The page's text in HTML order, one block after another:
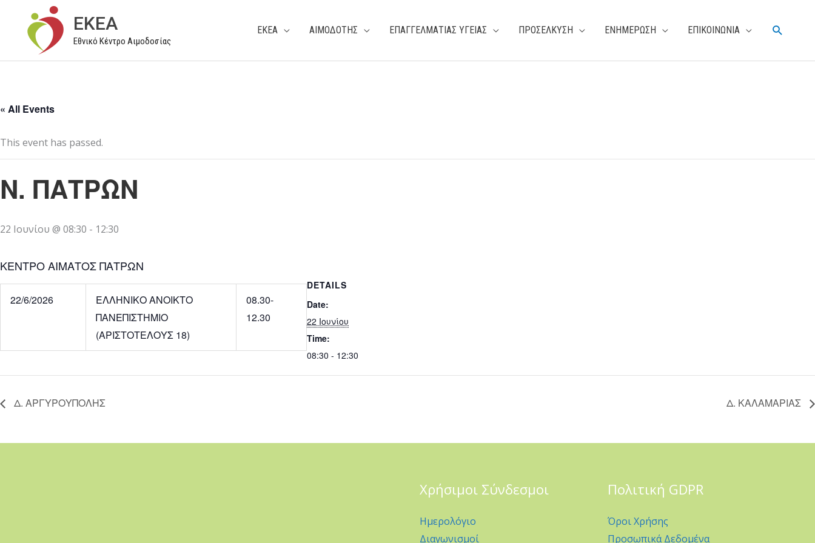
περιεχόμενο
EKEA
Εθνικό Κέντρο Αιμοδοσίας
ΕΚΕΑ ΑΙΜΟΔΟΤΗΣ ΕΠΑΓΓΕΛΜΑΤΙΑΣ ΥΓΕΙΑΣ ΠΡΟΣΕΛΚΥΣΗ ΕΝΗΜΕΡΩΣΗ ΕΠΙΚΟΙΝΩΝΙΑ
« All Events
This event has passed.
Ν. ΠΑΤΡΩΝ
22 Ιουνίου @ 08:30 - 12:30
ΚΕΝΤΡΟ ΑΙΜΑΤΟΣ ΠΑΤΡΩΝ
22/6/2026
ΕΛΛΗΝΙΚΟ ΑΝΟΙΚΤΟ
ΠΑΝΕΠΙΣΤΗΜΙΟ
(ΑΡΙΣΤΟΤΕΛΟΥΣ 18)
08.30-
12.30
DETAILS
Date:
22 Ιουνίου
Time:
08:30 - 12:30
Δ. ΑΡΓΥΡΟΥΠΟΛΗΣ Δ. ΚΑΛΑΜΑΡΙΑΣ
Χρήσιμοι Σύνδεσμοι
Ημερολόγιο
Διαγωνισμοί
Πολιτική GDPR
Όροι Χρήσης
Προσωπικά Δεδομένα